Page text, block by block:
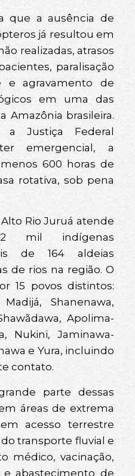
que a ausência de
já resultou em
realizadas, atrasos
paralisação
e agravamento de
em uma das
Amazônia brasileira.
Justiça Federal
emergencial, a
600 horas de
rotativa, sob pena
Rio Juruá atende
mil indígenas
de 164 aldeias
de rios na região. O
15 povos distintos:
Shanenawa,
Apolima-
Nukini, Jaminawa-
e Yura, incluindo
contato.
parte dessas
áreas de extrema
acesso terrestre
transporte fluvial e
médico, vacinação,
abastecimento de